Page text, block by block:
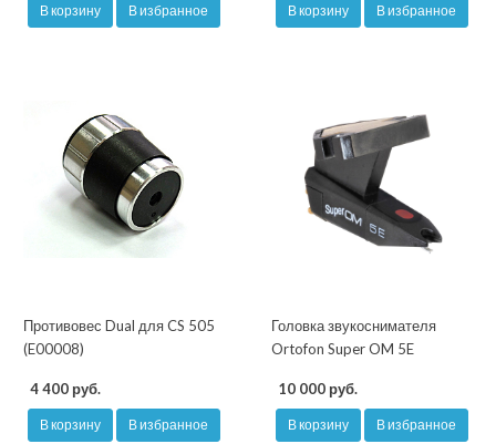
В корзину В избранное В корзину В избранное
Противовес Dual для CS 505
(E00008)
4 400 руб.
В корзину В избранное
Головка звукоснимателя
Ortofon Super OM 5E
10 000 руб.
В корзину В избранное